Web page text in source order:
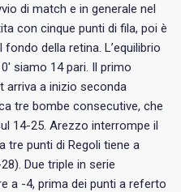
di match e in generale nel
con cinque punti di fila, poi è
della retina. L’equilibrio
siamo 14 pari. Il primo
arriva a inizio seconda
tre bombe consecutive, che
14-25. Arezzo interrompe il
tre punti di Regoli tiene a
Due triple in serie
a -4, prima dei punti a referto